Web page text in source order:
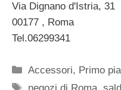
Via Dignano d'Istria, 31
00177 , Roma
Tel.06299341
Categorie
Accessori, Primo
Tag
negozi di Roma,